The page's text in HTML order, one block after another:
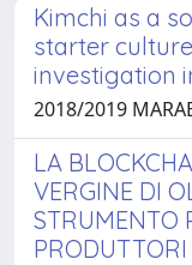
Kimchi as a
starter
investigation
2018/2019
LA
VERGINE DI
STRUMENTO